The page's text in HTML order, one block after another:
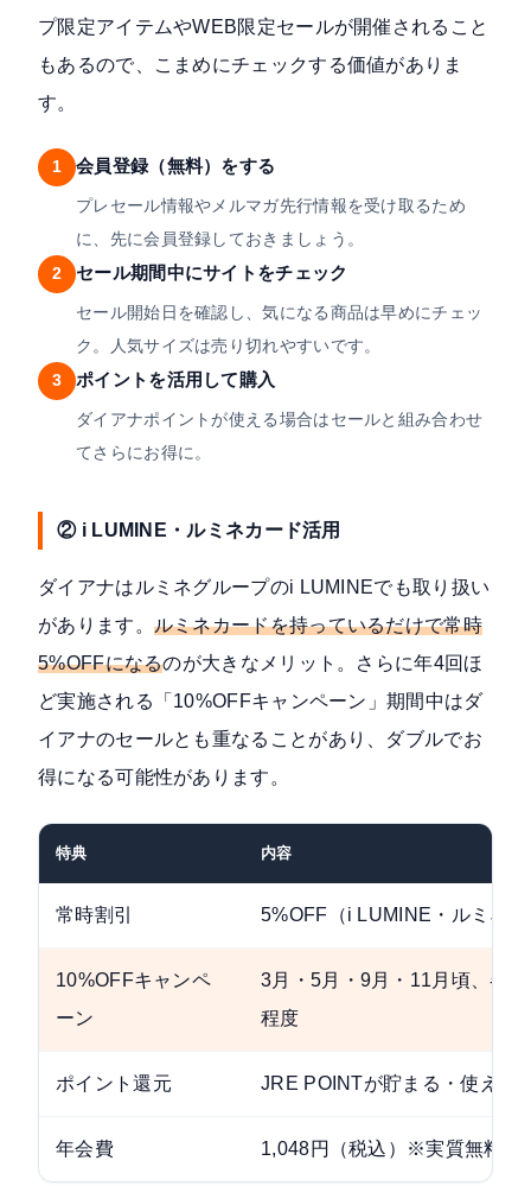
プ限定アイテムやWEB限定セールが開催されること
もあるので、こまめにチェックする価値がありま
す。
1 会員登録（無料）をする
プレセール情報やメルマガ先行情報を受け取るため
に、先に会員登録しておきましょう。
2 セール期間中にサイトをチェック
セール開始日を確認し、気になる商品は早めにチェッ
ク。人気サイズは売り切れやすいです。
3 ポイントを活用して購入
ダイアナポイントが使える場合はセールと組み合わせ
てさらにお得に。
② i LUMINE・ルミネカード活用
ダイアナはルミネグループのi LUMINEでも取り扱い
があります。 ルミネカードを持っているだけで常時
5%OFFになるのが大きなメリット。さらに年4回ほ
ど実施される「10%OFFキャンペーン」期間中はダ
イアナのセールとも重なることがあり、ダブルでお
得になる可能性があります。
特典 内容
常時割引 5%OFF（i LUMINE・ルミネ
10%OFFキャンペ
ーン
3月・5月・9月・11月頃、各4
程度
ポイント還元 JRE POINTが貯まる・使える
年会費 1,048円（税込）※実質無料レ